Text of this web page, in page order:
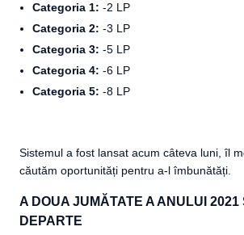
Categoria 1: -2 LP
Categoria 2: -3 LP
Categoria 3: -5 LP
Categoria 4: -6 LP
Categoria 5: -8 LP
Sistemul a fost lansat acum câteva luni, îl
căutăm oportunități pentru a-l îmbunătăți.
A DOUA JUMĂTATE A ANULUI 2021
DEPARTE